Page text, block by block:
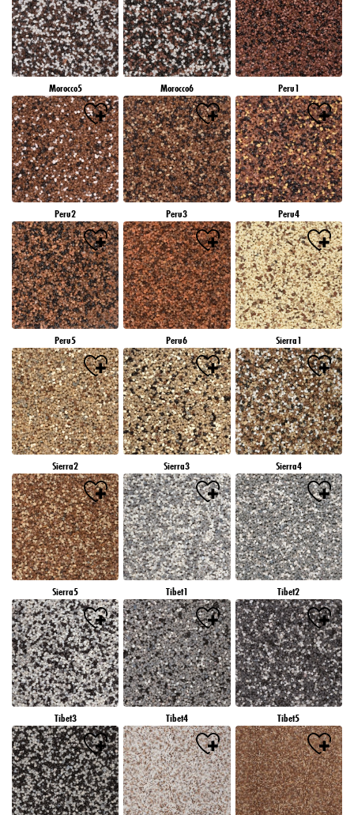
Morocco5 Morocco6 Peru1
Peru2 Peru3 Peru4
Peru5 Peru6 Sierra1
Sierra2 Sierra3 Sierra4
Sierra5 Tibet1 Tibet2
Tibet3 Tibet4 Tibet5